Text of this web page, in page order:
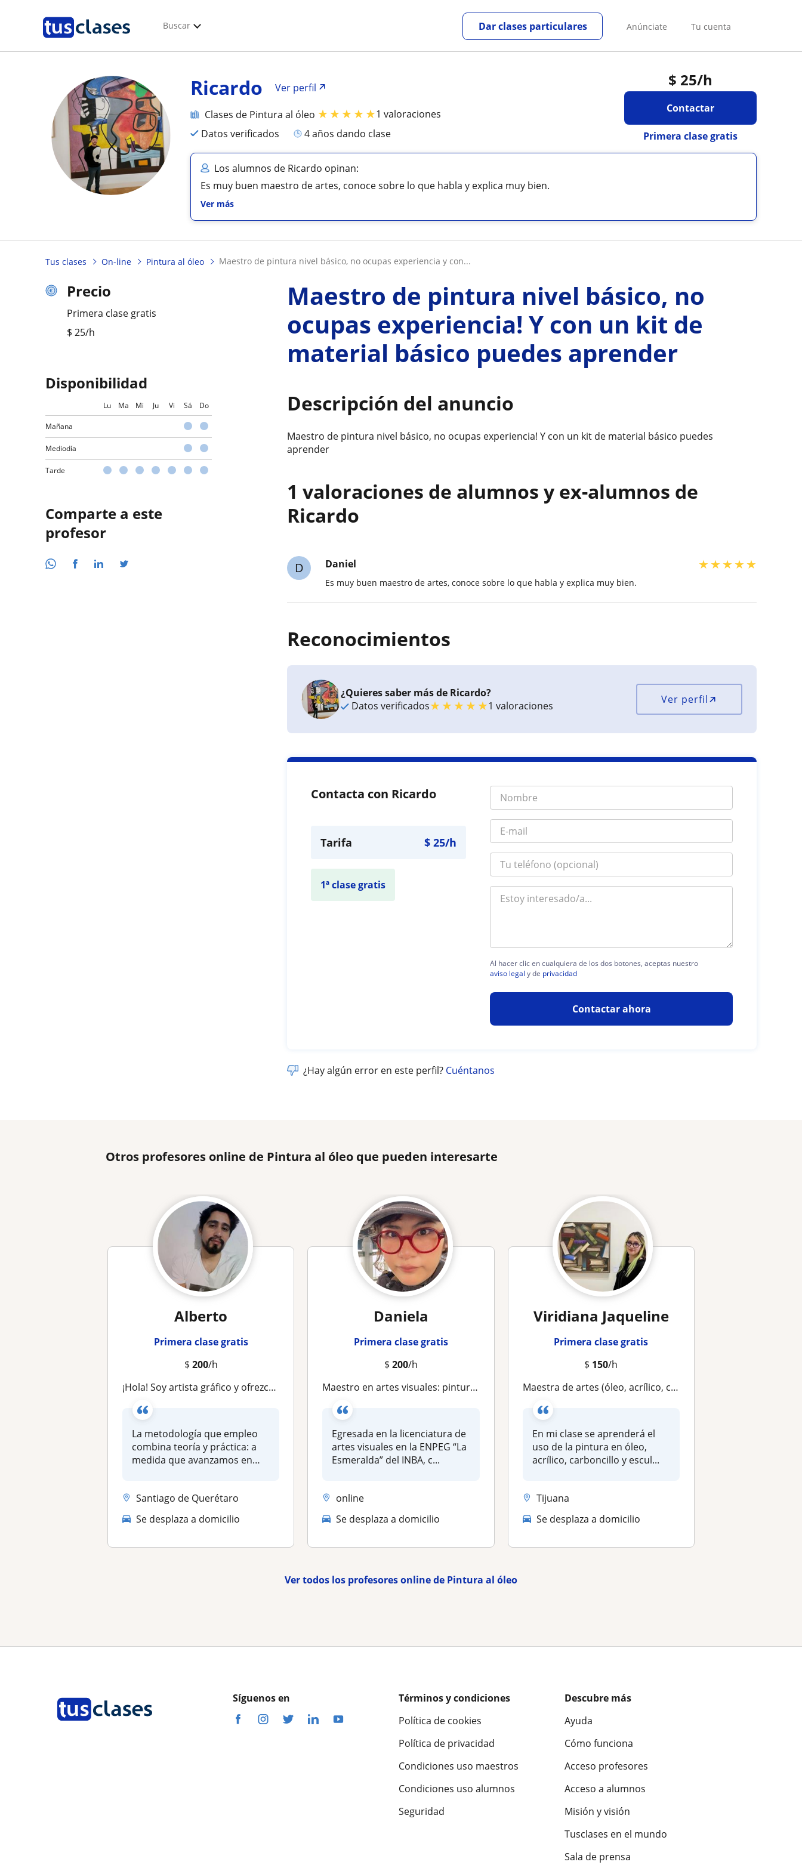
Buscar Anúnciate Tu cuenta
Dar clases particulares
$ 25/h
Contactar
Primera clase gratis
Ricardo Ver perfil
Clases de Pintura al óleo ★★★★★1 valoraciones
Datos verificados
4 años dando clase
Los alumnos de Ricardo opinan:
Es muy buen maestro de artes, conoce sobre lo que habla y explica muy bien.
Ver más
Tus clases On-line Pintura al óleo maestro de pintura nivel básico, no ocupas experiencia y con...
Precio
Primera clase gratis
$ 25/h
Disponibilidad
Lu Ma Mi Ju Vi Sá Do
Mañana
Mediodía
Tarde
Comparte a este
profesor
Maestro de pintura nivel básico, no
ocupas experiencia! Y con un kit de
material básico puedes aprender
Descripción del anuncio
Maestro de pintura nivel básico, no ocupas experiencia! Y con un kit de material básico puedes
aprender
1 valoraciones de alumnos y ex-alumnos de
Ricardo
D Daniel ★★★★★
Es muy buen maestro de artes, conoce sobre lo que habla y explica muy bien.
Reconocimientos
¿Quieres saber más de Ricardo?
Datos verificados★★★★★1 valoraciones Ver perfil
Contacta con Ricardo
Tarifa $25/h
1ª clase gratis
Al hacer clic en cualquiera de los dos botones, aceptas nuestro
aviso legal y de privacidad
Contactar ahora
¿Hay algún error en este perfil? Cuéntanos
Otros profesores online de Pintura al óleo que pueden interesarte
Alberto
Primera clase gratis
$ 200/h
¡Hola! Soy artista gráfico y ofrezco mis servicios para dar clases de dibujo e introducción a la pintura. ¡Puede ser en línea, pre
La metodología que empleo
combina teoría y práctica: a
medida que avanzamos en
Santiago de Querétaro
Se desplaza a domicilio
Daniela
Primera clase gratis
$ 200/h
Maestro en artes visuales: pintura al óleo y dibujo
Egresada en la licenciatura de
artes visuales en la ENPEG “La
Esmeralda” del INBA, c...
online
Se desplaza a domicilio
Viridiana Jaqueline
Primera clase gratis
$ 150/h
Maestra de artes (óleo, acrílico, carboncillo, escultura y barnizado de obra)
En mi clase se aprenderá el
uso de la pintura en óleo,
acrílico, carboncillo y escul...
Tijuana
Se desplaza a domicilio
Ver todos los profesores online de Pintura al óleo
Síguenos en
Términos y condiciones
Política de cookies
Política de privacidad
Condiciones uso maestros
Condiciones uso alumnos
Seguridad
Descubre más
Ayuda
Cómo funciona
Acceso profesores
Acceso a alumnos
Misión y visión
Tusclases en el mundo
Sala de prensa